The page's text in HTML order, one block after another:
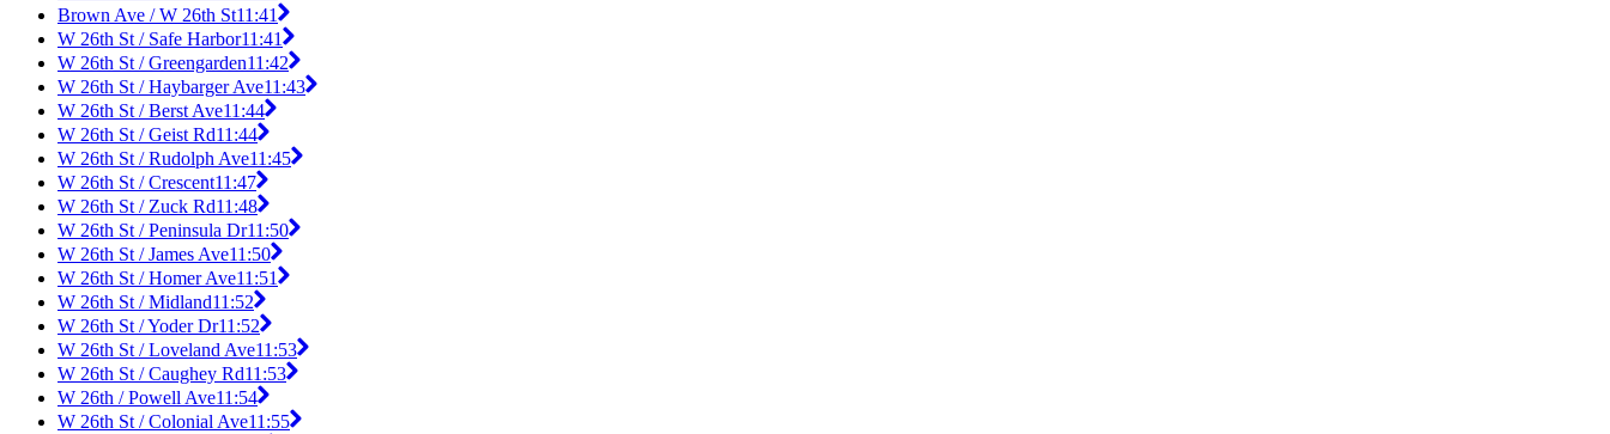
Brown Ave / W 26th St11:41
W 26th St / Safe Harbor11:41
W 26th St / Greengarden11:42
W 26th St / Haybarger Ave11:43
W 26th St / Berst Ave11:44
W 26th St / Geist Rd11:44
W 26th St / Rudolph Ave11:45
W 26th St / Crescent11:47
W 26th St / Zuck Rd11:48
W 26th St / Peninsula Dr11:50
W 26th St / James Ave11:50
W 26th St / Homer Ave11:51
W 26th St / Midland11:52
W 26th St / Yoder Dr11:52
W 26th St / Loveland Ave11:53
W 26th St / Caughey Rd11:53
W 26th / Powell Ave11:54
W 26th St / Colonial Ave11:55